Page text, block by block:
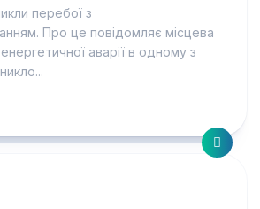
перебої з
Про це повідомляє місцева
аварії в одному з